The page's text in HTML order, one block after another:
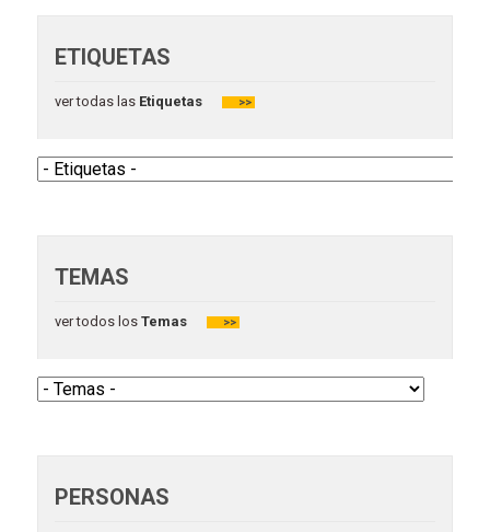
ETIQUETAS
ver todas las Etiquetas >>
TEMAS
ver todos losTemas >>
PERSONAS